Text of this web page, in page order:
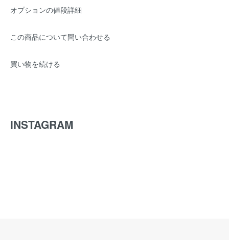
オプションの値段詳細
この商品について問い合わせる
買い物を続ける
INSTAGRAM